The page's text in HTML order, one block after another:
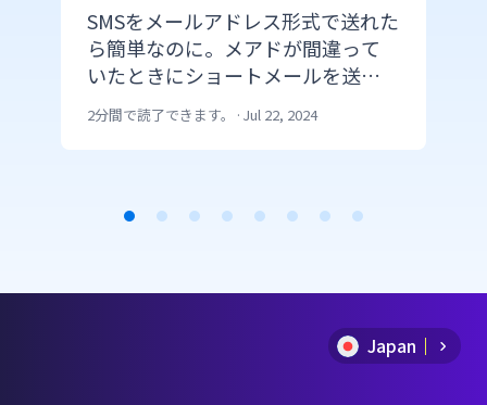
SMSをメールアドレス形式で送れた
ら簡単なのに。メアドが間違って
いたときにショートメールを送り
たい。 そんなときにGoogleの
Gmail、WindowsのOutlook、
は便利ですよね。 今回はふだん利
ービス、MailSMSを使用したSMSの
スはCM.comでアカウントを開設
2分間で読了できます。 · Jul 22, 2024
1
Japan